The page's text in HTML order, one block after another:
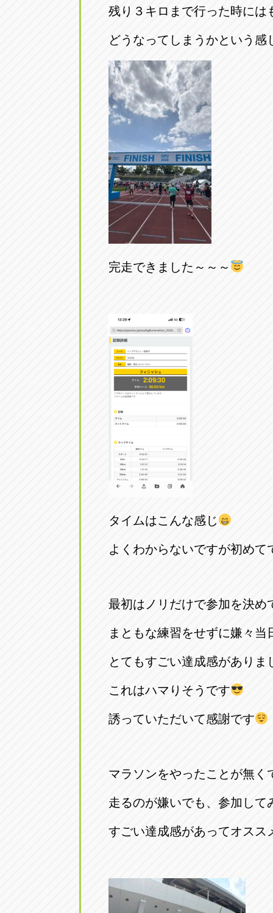
残り３キロまで行った時には
どうなってしまうかという感
完走できました～～～
タイムはこんな感じ
よくわからないですが初めて
最初はノリだけで参加を決め
まともな練習をせずに嫌々当
とてもすごい達成感がありま
これはハマりそうです
誘っていただいて感謝です
マラソンをやったことが無く
走るのが嫌いでも、参加して
すごい達成感があってオスス